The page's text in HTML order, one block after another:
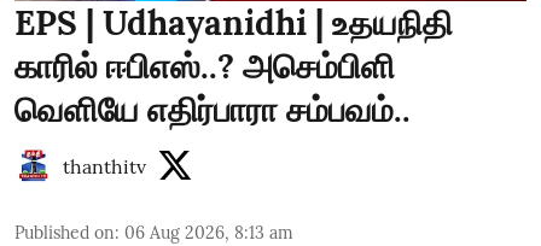
EPS | Udhayanidhi | உதயநிதி
காரில் ஈபிஎஸ்..? அசெம்பிளி
வெளியே எதிர்பாரா சம்பவம்..
thanthitv
Published on: 06 Aug 2026, 8:13 am